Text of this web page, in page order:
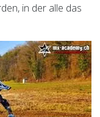
in der alle das